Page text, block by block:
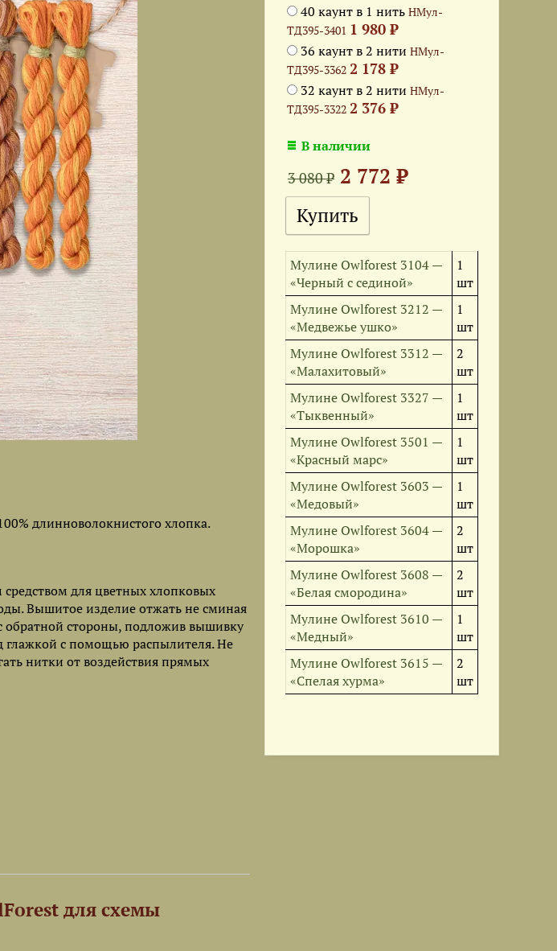
40 каунт в 1 нить НМул-
ТД395-3401 1 980 ₽
36 каунт в 2 нити НМул-
ТД395-3362 2 178 ₽
32 каунт в 2 нити НМул-
ТД395-3322 2 376 ₽
В наличии
3 080 ₽ 2 772 ₽
Мулине Owlforest 3104 —
«Черный с сединой»
1
шт
Мулине Owlforest 3212 —
«Медвежье ушко»
1
шт
Мулине Owlforest 3312 —
«Малахитовый»
2
шт
Мулине Owlforest 3327 —
«Тыквенный»
1
шт
Мулине Owlforest 3501 —
«Красный марс»
1
шт
Мулине Owlforest 3603 —
«Медовый»
1
шт
Мулине Owlforest 3604 —
«Морошка»
2
шт
Мулине Owlforest 3608 —
«Белая смородина»
2
шт
Мулине Owlforest 3610 —
«Медный»
1
шт
Мулине Owlforest 3615 —
«Спелая хурма»
2
шт
длинноволокнистого хлопка.
для цветных хлопковых
Вышитое изделие отжать не сминая
обратной стороны, подложив вышивку
глажкой с помощью распылителя. Не
нитки от воздействия прямых
для схемы